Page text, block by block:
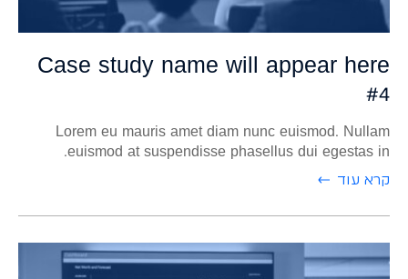
Case study name will appear here
#4
Lorem eu mauris amet diam nunc euismod. Nullam
euismod at suspendisse phasellus dui egestas in.
קרא עוד